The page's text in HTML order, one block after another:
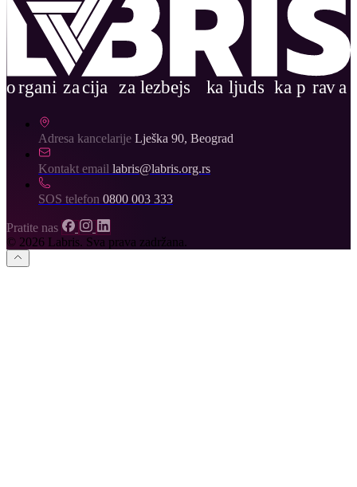
Adresa kancelarije Lješka 90, Beograd
Kontakt email labris@labris.org.rs
SOS telefon 0800 003 333
Pratite nas
© 2026 Labris. Sva prava zadržana.